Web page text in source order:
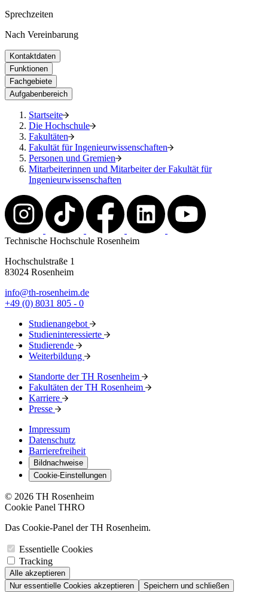
Sprechzeiten
Nach Vereinbarung
Kontaktdaten
Funktionen
Fachgebiete
Aufgabenbereich
Startseite
Die Hochschule
Fakultäten
Fakultät für Ingenieurwissenschaften
Personen und Gremien
Mitarbeiterinnen und Mitarbeiter der Fakultät für
Ingenieurwissenschaften
Technische Hochschule Rosenheim
Hochschulstraße 1
83024 Rosenheim
info@th-rosenheim.de
+49 (0) 8031 805 - 0
Studienangebot
Studieninteressierte
Studierende
Weiterbildung
Standorte der TH Rosenheim
Fakultäten der TH Rosenheim
Karriere
Presse
Impressum
Datenschutz
Barrierefreiheit
Bildnachweise
Cookie-Einstellungen
© 2026 TH Rosenheim
Cookie Panel THRO
Das Cookie-Panel der TH Rosenheim.
Essentielle Cookies
Tracking
Alle akzeptieren
Nur essentielle Cookies akzeptieren
Speichern und schließen